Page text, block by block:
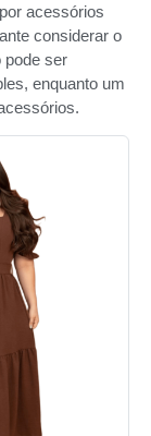
acessórios
considerar o
pode ser
enquanto um